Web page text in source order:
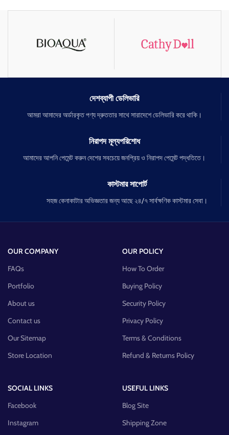
দেশব্যাপী ডেলিভারি
আমরা আমাদের অর্ডারকৃত পণ্য দ্রুততার সাথে সারাদেশে ডেলিভারি করে থাকি।
নিরাপদ মূল্যপরিশোধ
আমাদের আপনি পেমেন্ট করুন দেশের সবচেয়ে জনপ্রিয় ও নিরাপদ পেমেন্ট পদ্ধতিতে।
কাস্টমার সাপোর্ট
সহজ কেনাকাটার অভিজ্ঞতার জন্য আছে ২৪/৭ সার্বক্ষণিক কাস্টমার সেবা।
OUR COMPANY
FAQs
Portfolio
About us
Contact us
Our Sitemap
Store Location
OUR POLICY
How To Order
Buying Policy
Security Policy
Privacy Policy
Terms & Conditions
Refund & Returns Policy
SOCIAL LINKS
Facebook
Instagram
USEFUL LINKS
Blog Site
Shipping Zone